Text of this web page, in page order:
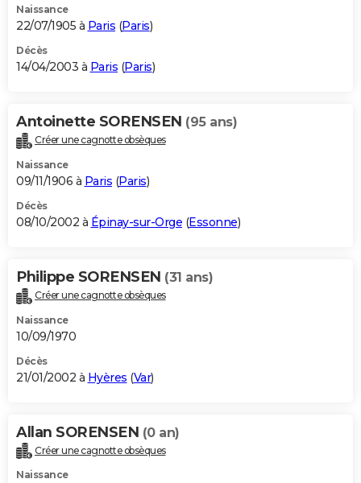
Naissance
22/07/1905 à Paris (Paris)
Décès
14/04/2003 à Paris (Paris)
Antoinette SORENSEN (95 ans)
Créer une cagnotte obsèques
Naissance
09/11/1906 à Paris (Paris)
Décès
08/10/2002 à Épinay-sur-Orge (Essonne)
Philippe SORENSEN (31 ans)
Créer une cagnotte obsèques
Naissance
10/09/1970
Décès
21/01/2002 à Hyères (Var)
Allan SORENSEN (0 an)
Créer une cagnotte obsèques
Naissance